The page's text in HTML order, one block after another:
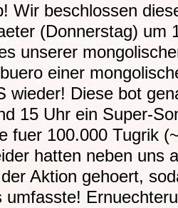
Wir beschlossen
(Donnerstag) um
unserer
einer
wieder! Diese bot
15 Uhr ein Super-
fuer 100.000 Tugrik
hatten neben uns
Aktion gehoert,
umfasste!